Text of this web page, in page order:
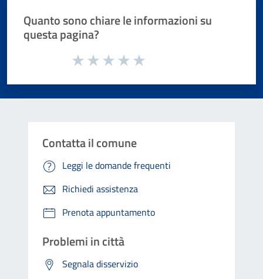
Quanto sono chiare le informazioni su
questa pagina?
Valuta da 1 a 5 stelle la pagina
Contatta il comune
Leggi le domande frequenti
Richiedi assistenza
Prenota appuntamento
Problemi in città
Segnala disservizio